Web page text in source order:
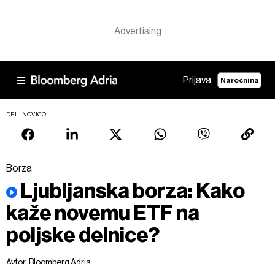
Prijava Naročnina
DELI NOVICO
Borza
Ljubljanska borza: Kako
kaže novemu ETF na
poljske delnice?